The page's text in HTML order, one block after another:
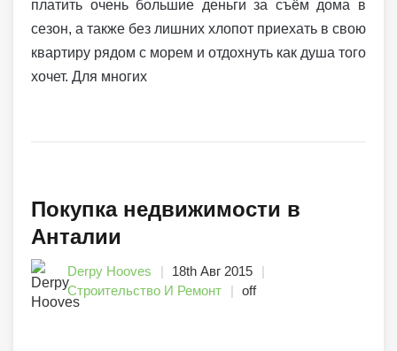
платить очень большие деньги за съём дома в
сезон, а также без лишних хлопот приехать в свою
квартиру рядом с морем и отдохнуть как душа того
хочет. Для многих
Покупка недвижимости в
Анталии
Derpy Hooves
18th Авг 2015
Строительство И Ремонт
off